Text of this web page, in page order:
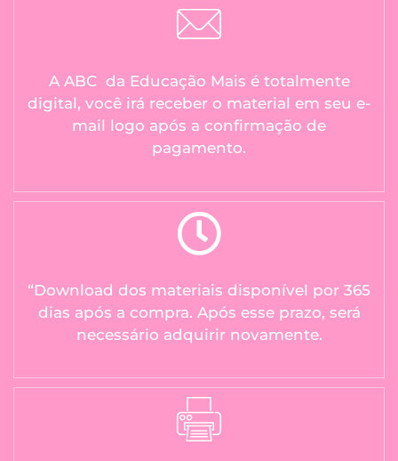
A ABC da Educação Mais é totalmente
digital, você irá receber o material em seu e-
mail logo após a confirmação de
pagamento.
“Download dos materiais disponível por 365
dias após a compra. Após esse prazo, será
necessário adquirir novamente.